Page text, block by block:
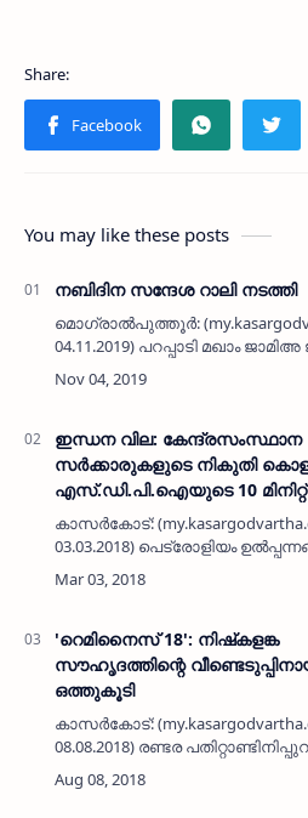
You may like these posts
നബിദിന സന്ദേശ റാലി നടത്തി
മൊഗ്രാല്‍പുത്തൂര്‍:
04.11.2019) പറപ്പാടി മഖാം
കോളജും കോട്ടക്കുന്ന് ശിഹാബ്
ശംസുല്‍ ഉലമ ഹിഫ്‌ള് കോളജും
ഇന്ധന വില: കേന്ദ്രസംസ്ഥാന
സര്‍ക്കാരുകളുടെ നികുതി
എസ്.ഡി.പി.ഐയുടെ 10
നിശ്ചലമാക്കല്‍ സമരം
കാസര്‍കോട്:
03.03.2018) പെട്രോളിയം
നിര്‍ണയാധികാരം
തിരിച്ചുപിടിക്കുക, എക്‌സൈസ്
'റെമിനൈസ് 18': നിഷ്‌കളങ്ക
സൗഹൃദത്തിന്റെ
ഒത്തുകൂടി
കാസര്‍കോട്:
08.08.2018) രണ്ടര
സൗഹൃദത്തിന്റെ മാധുര്യവുമായി
ഒത്തുകൂടി. ചെമനാട് ജമാഅത്ത്